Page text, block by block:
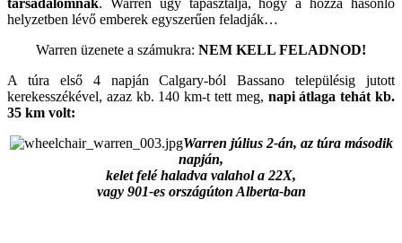
helyzetben lévő emberek egyszerűen feladják…
Warren üzenete a számukra: NEM KELL FELADNOD!
A túra első 4 napján Calgary-ból Bassano településig jutott
kerekesszékével, azaz kb. 140 km-t tett meg, napi átlaga tehát kb.
35 km volt:
Warren július 2-án, az túra második
napján,
kelet felé haladva valahol a 22X,
vagy 901-es országúton Alberta-ban